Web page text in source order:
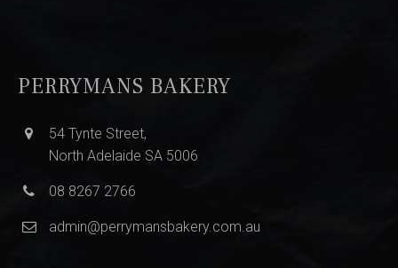
PERRYMANS BAKERY
54 Tynte Street,
North Adelaide SA 5006
08 8267 2766
admin@perrymansbakery.com.au